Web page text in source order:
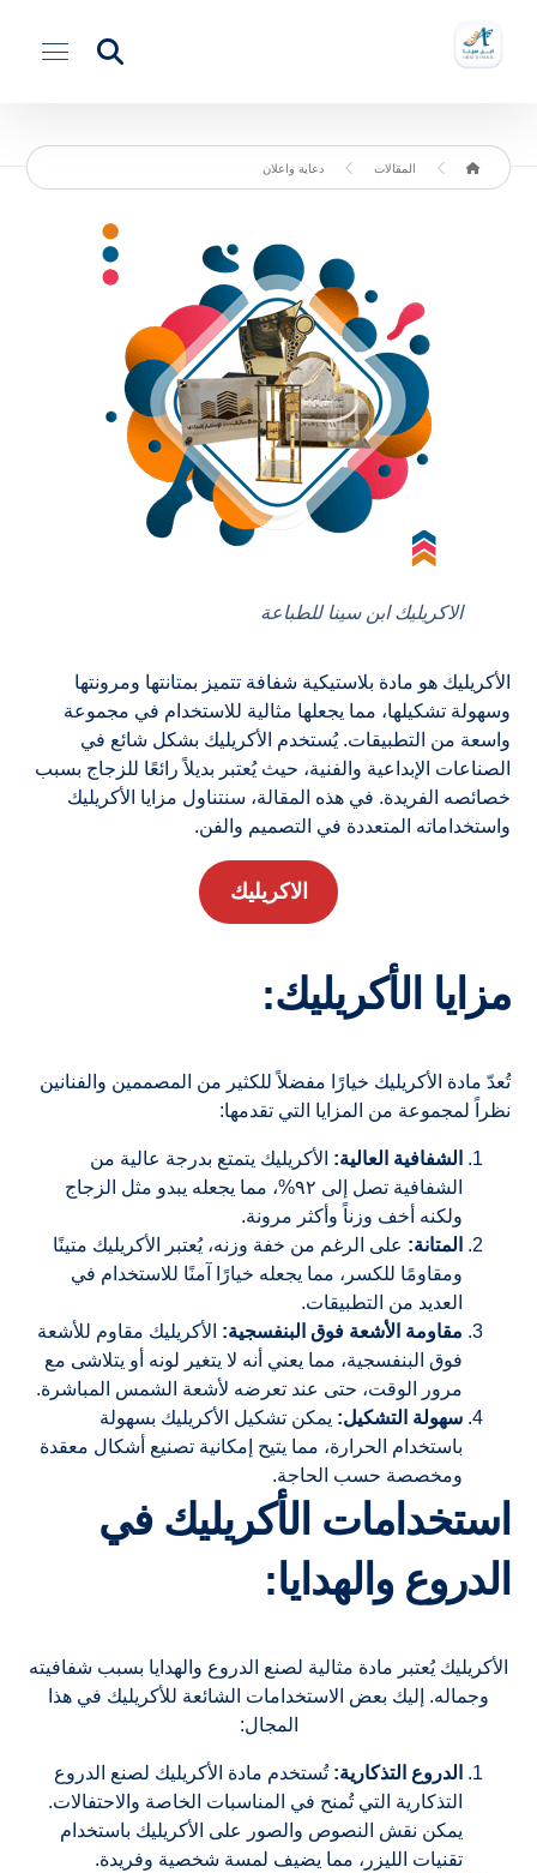
المقالات دعاية واعلان
الاكريليك ابن سينا للطباعة
الأكريليك هو مادة بلاستيكية شفافة تتميز بمتانتها ومرونتها
وسهولة تشكيلها، مما يجعلها مثالية للاستخدام في مجموعة
واسعة من التطبيقات. يُستخدم الأكريليك بشكل شائع في
الصناعات الإبداعية والفنية، حيث يُعتبر بديلاً رائعًا للزجاج بسبب
خصائصه الفريدة. في هذه المقالة، سنتناول مزايا الأكريليك
واستخداماته المتعددة في التصميم والفن.
الاكريليك
مزايا الأكريليك:
تُعدّ مادة الأكريليك خيارًا مفضلاً للكثير من المصممين والفنانين
نظراً لمجموعة من المزايا التي تقدمها:
الشفافية العالية: الأكريليك يتمتع بدرجة عالية من
الشفافية تصل إلى ٩٢%، مما يجعله يبدو مثل الزجاج
ولكنه أخف وزناً وأكثر مرونة.
المتانة: على الرغم من خفة وزنه، يُعتبر الأكريليك متينًا
ومقاومًا للكسر، مما يجعله خيارًا آمنًا للاستخدام في
العديد من التطبيقات.
مقاومة الأشعة فوق البنفسجية: الأكريليك مقاوم للأشعة
فوق البنفسجية، مما يعني أنه لا يتغير لونه أو يتلاشى مع
مرور الوقت، حتى عند تعرضه لأشعة الشمس المباشرة.
سهولة التشكيل: يمكن تشكيل الأكريليك بسهولة
باستخدام الحرارة، مما يتيح إمكانية تصنيع أشكال معقدة
ومخصصة حسب الحاجة.
استخدامات الأكريليك في
الدروع والهدايا:
الأكريليك يُعتبر مادة مثالية لصنع الدروع والهدايا بسبب شفافيته
وجماله. إليك بعض الاستخدامات الشائعة للأكريليك في هذا
المجال:
الدروع التذكارية: تُستخدم مادة الأكريليك لصنع الدروع
التذكارية التي تُمنح في المناسبات الخاصة والاحتفالات.
يمكن نقش النصوص والصور على الأكريليك باستخدام
تقنيات الليزر، مما يضيف لمسة شخصية وفريدة.